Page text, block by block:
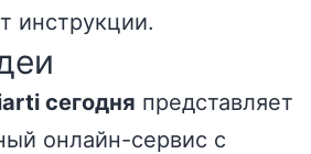
инструкции.
сегодня представляет
онлайн-сервис с